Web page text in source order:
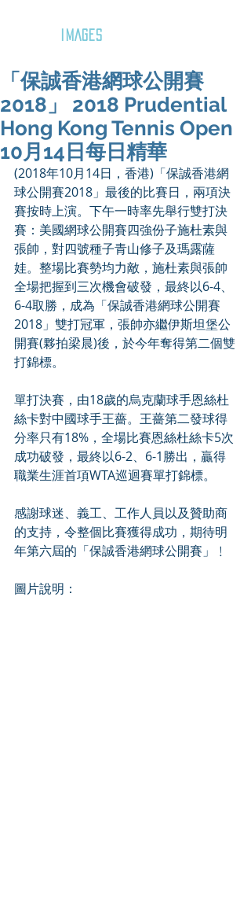
IMAGES
「保誠香港網球公開賽
2018」 2018 Prudential
Hong Kong Tennis Open
10月14日每日精華
(2018年10月14日，香港)「保誠香港網
球公開賽2018」最後的比賽日，兩項決
賽按時上演。下午一時率先舉行雙打決
賽：美國網球公開賽四強份子施杜素與
張帥，對四號種子青山修子及瑪露薩
娃。整場比賽勢均力敵，施杜素與張帥
全場把握到三次機會破發，最終以6-4、
6-4取勝，成為「保誠香港網球公開賽
2018」雙打冠軍，張帥亦繼伊斯坦堡公
開賽(夥拍梁晨)後，於今年奪得第二個雙
打錦標。
單打決賽，由18歲的烏克蘭球手恩絲杜
絲卡對中國球手王薔。王薔第二發球得
分率只有18%，全場比賽恩絲杜絲卡5次
成功破發，最終以6-2、6-1勝出，贏得
職業生涯首項WTA巡迴賽單打錦標。
感謝球迷、義工、工作人員以及贊助商
的支持，令整個比賽獲得成功，期待明
年第六屆的「保誠香港網球公開賽」﹗
圖片說明：